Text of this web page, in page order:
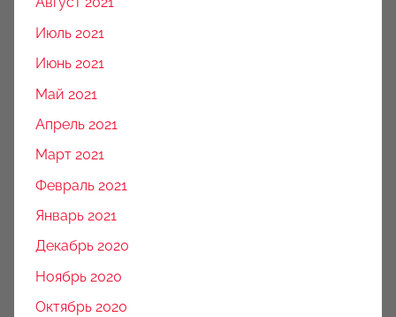
Июль 2021
Июнь 2021
Май 2021
Апрель 2021
Март 2021
Февраль 2021
Январь 2021
Декабрь 2020
Ноябрь 2020
Октябрь 2020